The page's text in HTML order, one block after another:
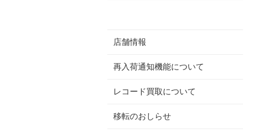
店舗情報
再入荷通知機能について
レコード買取について
移転のおしらせ